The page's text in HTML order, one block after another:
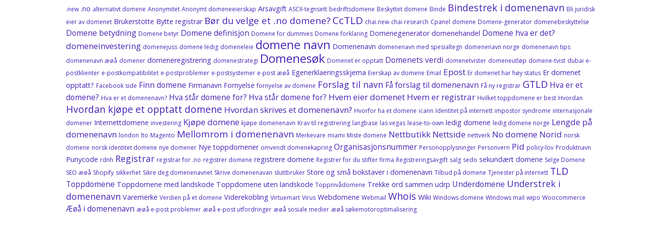
.new .no alternativt domene Anonymitet Anonymt domeneeierskap Arsavgift ASCII-tegnsett bedriftsdomene Beskyttet domene Binde Bindestrek i domenenavn Bli juridisk
eier av domenet Brukerstotte Bytte registrar Bør du velge et .no domene?CcTLD chai.new chai research Cpanel domene Domene-generator domenebeskyttelse
Domene betydning Domene betyr Domene definisjon Domene for dummies Domene forklaring Domenegenerator domenehandel Domene hva er det?
domeneinvestering domenejuss domene ledig domeneleie domene navn Domenenavn domenenavn med spesialtegn domenenavn norge domenenavn tips
domenenavn æøå domener domeneregistrering domenestrategi Domenesøk Domenet er opptatt Domenets verdi domenetvister domeneutløp domene‑tvist dubai e-
postklienter e-postkompatibilitet e-postproblemer e-postsystemer e-post æøå Egenerklaeringsskjema Eierskap av domene Email Epost Er domenet har høy status Er domenet
opptatt? Facebook side Finn domene Firmanavn Fornyelse fornyelse av domene Forslag til navn Få forslag til domenenavn Få ny registrar GTLD Hva er et
domene? Hva er et domenenavn? Hva står domene for? Hva står domene for? Hvem eier domenet Hvem er registrar Hvilket toppdomene er best Hvordan
Hvordan kjøpe et opptatt domene Hvordan skrives et domenenavn? Hvorfor ha et domene icann Identitet på internett impostor syndrome internasjonale
domener Internettdomene investering Kjøpe domene kjøpe domenenavn Krav til registrering langbase las vegas lease-to-own ledig domene ledig domene norge Lengde på
domenenavn london lto Magento Mellomrom i domenenavn Merkevare miami Miste domene Nettbutikk Nettside nettverk No domene Norid norsk
domene norsk identitet domene nye domener Nye toppdomener omvendt domenekapring Organisasjonsnummer Personopplysninger Personvern Pid policy-lov Produktnavn
Punycode rdnh Registrar registrar for .no registrer domene registrere domene Registrer for du stifter firma Registreringsavgift salg sedo sekundært domene Selge Domene
SEO æøå Shopify sikkerhet Sikre deg domenenavnet Skrive domenenavan sluttbruker Store og små bokstaver i domenenavn Tilbud på domene Tjenester på internett TLD
Toppdomene Toppdomene med landskode Toppdomene uten landskode Toppnivådomene Trekke ord sammen udrp Underdomene Understrek i
domenenavn Varemerke Verdien på et domene Viderekobling Virtuemart Virus Webdomene Webmail Whois Wiki Windows domene Windows mail wipo Woocommerce
Æøå i domenenavn æøå e-post problemer æøå e-post utfordringer æøå sosiale medier æøå søkemotoroptimalisering